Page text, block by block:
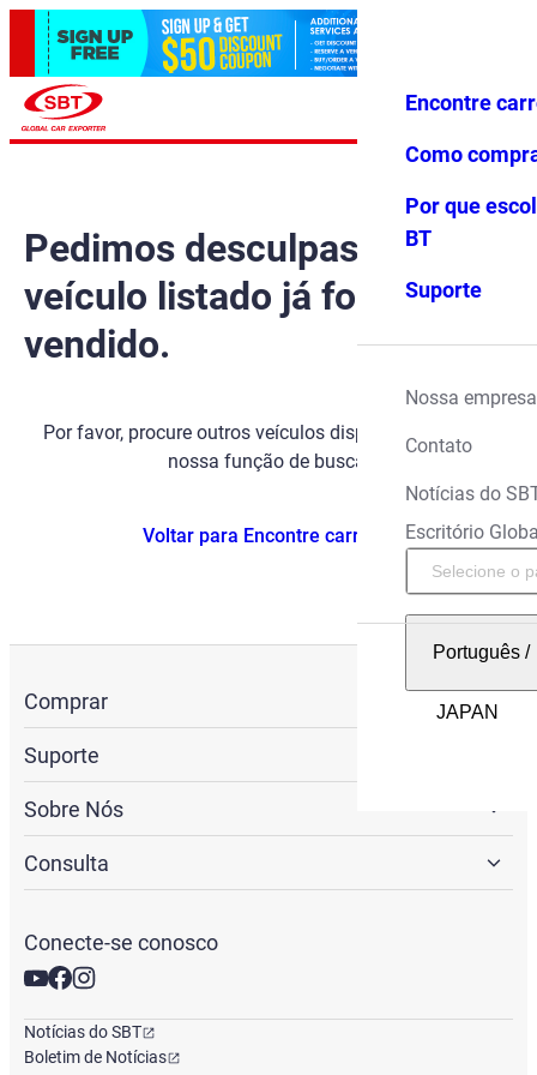
Favoritos Menu
Encontre
Como
Por que
BT
Suporte
Nossa empresa
Contato
Notícias do
Escritório
Português/
Pedimos desculpas, mas o
veículo listado já foi
vendido.
Por favor, procure outros veículos disponíveis usando
nossa função de busca.
Voltar para Encontre carros
Comprar
Suporte
Sobre Nós
Consulta
Conecte-se conosco
Notícias do SBT
Boletim de Notícias